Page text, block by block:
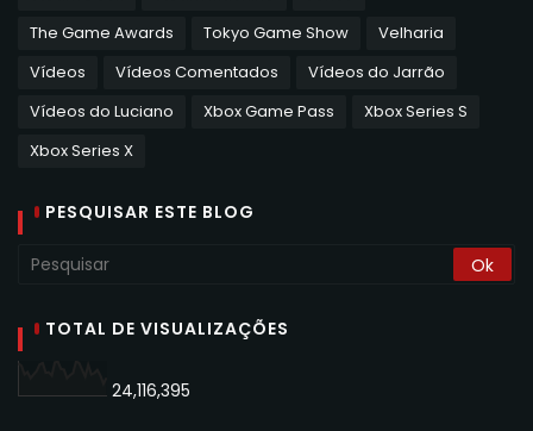
The Game Awards
Tokyo Game Show
Velharia
Vídeos
Vídeos Comentados
Vídeos do Jarrão
Vídeos do Luciano
Xbox Game Pass
Xbox Series S
Xbox Series X
PESQUISAR ESTE BLOG
TOTAL DE VISUALIZAÇÕES
24,116,395